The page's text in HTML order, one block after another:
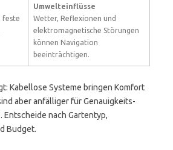
feste
Umwelteinflüsse
Wetter, Reflexionen und
elektromagnetische Störungen
können Navigation
beeinträchtigen.
Kabellose Systeme bringen Komfort
aber anfälliger für Genauigkeits-
Entscheide nach Gartentyp,
Budget.